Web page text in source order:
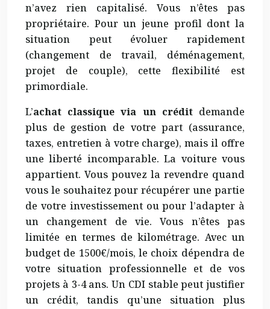
n’avez rien capitalisé. Vous n’êtes pas
propriétaire. Pour un jeune profil dont la
situation peut évoluer rapidement
(changement de travail, déménagement,
projet de couple), cette flexibilité est
primordiale.
L’achat classique via un créditdemande
plus de gestion de votre part (assurance,
taxes, entretien à votre charge), mais il offre
une liberté incomparable. La voiture vous
appartient. Vous pouvez la revendre quand
vous le souhaitez pour récupérer une partie
de votre investissement ou pour l’adapter à
un changement de vie. Vous n’êtes pas
limitée en termes de kilométrage. Avec un
budget de 1500€/mois, le choix dépendra de
votre situation professionnelle et de vos
projets à 3-4 ans. Un CDI stable peut justifier
un crédit, tandis qu’une situation plus